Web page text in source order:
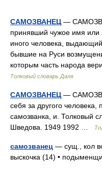
САМОЗВАНЕЦ —
принявший чужое имя или
иного человека,
бывшие на Руси
которым часть народа
Толковый словарь Даля
САМОЗВАНЕЦ —
себя за другого человека,
самозванка, и. Толковый
Шведова. 1949 1992 …
самозванец — сущ., кол
выскочка (14) •